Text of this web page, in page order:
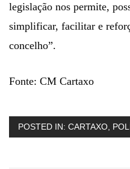
legislação nos permite,
simplificar, facilitar e
concelho”.
Fonte: CM Cartaxo
POSTED IN: CARTAXO